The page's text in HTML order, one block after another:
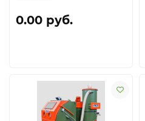
0.00 руб.